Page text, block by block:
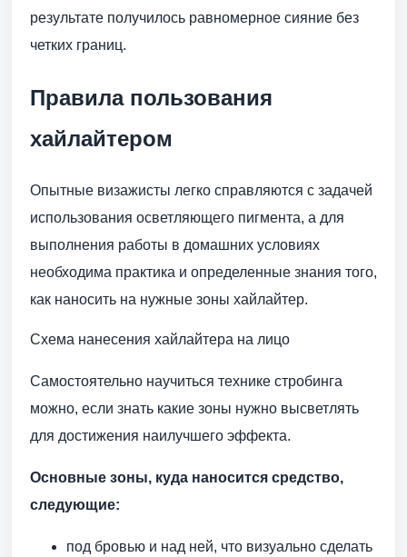
результате получилось равномерное сияние без
четких границ.
Правила пользования
хайлайтером
Опытные визажисты легко справляются с задачей
использования осветляющего пигмента, а для
выполнения работы в домашних условиях
необходима практика и определенные знания того,
как наносить на нужные зоны хайлайтер.
Схема нанесения хайлайтера на лицо
Самостоятельно научиться технике стробинга
можно, если знать какие зоны нужно высветлять
для достижения наилучшего эффекта.
Основные зоны, куда наносится средство,
следующие:
под бровью и над ней, что визуально сделать